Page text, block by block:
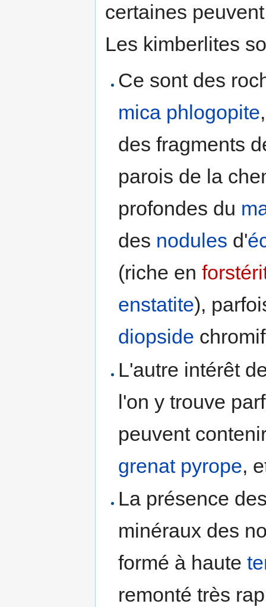
certaines
Les kimberlites
Ce sont des
mica phlogopite
des fragments
parois de la
profondes du
des nodules d'
(riche en
enstatite),
diopside
L'autre intérêt
l'on y trouve
peuvent
grenat pyrope,
La présence
minéraux des
formé à haute
remonté très